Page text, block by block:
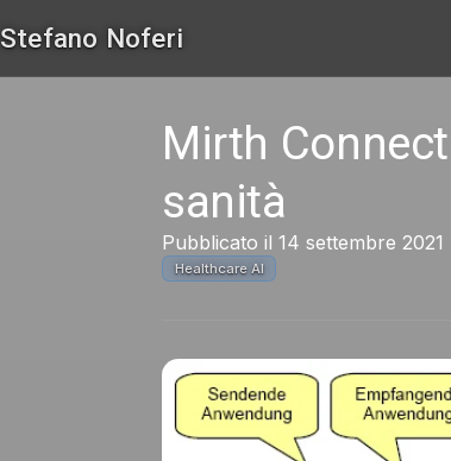
Stefano Noferi
Mirth
sanità
Pubblicato il 14 settembre 2021
Healthcare AI